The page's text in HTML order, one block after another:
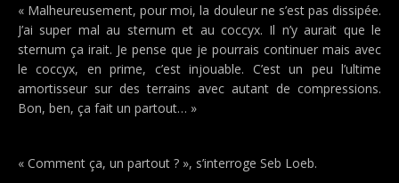
« Malheureusement, pour moi, la douleur ne s’est pas dissipée.
J’ai super mal au sternum et au coccyx. Il n’y aurait que le
sternum ça irait. Je pense que je pourrais continuer mais avec
le coccyx, en prime, c’est injouable. C’est un peu l’ultime
amortisseur sur des terrains avec autant de compressions.
Bon, ben, ça fait un partout… »
« Comment ça, un partout ? », s’interroge Seb Loeb.